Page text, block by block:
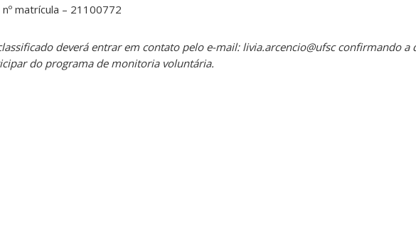
nº matrícula – 21100772
deverá entrar em contato pelo e-mail: livia.arcencio@ufsc confirmando a
do programa de monitoria voluntária.